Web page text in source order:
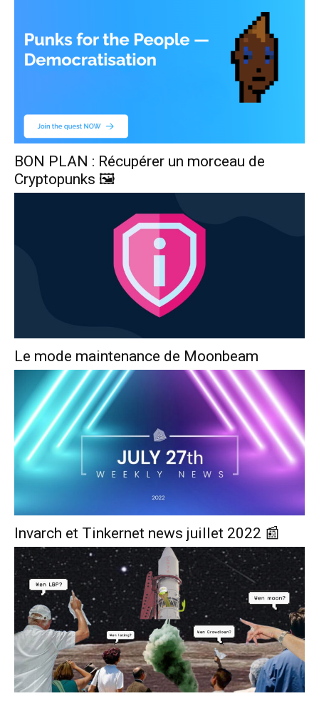
BON PLAN : Récupérer un morceau de
Cryptopunks 🖼️
Le mode maintenance de Moonbeam
Invarch et Tinkernet news juillet 2022 📰